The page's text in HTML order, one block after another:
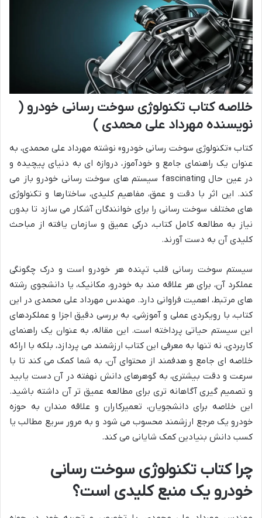
خلاصه کتاب تکنولوژی سوخت رسانی خودرو (
نویسنده مهرداد علی محمدی )
کتاب «تکنولوژی سوخت رسانی خودرو» نوشته مهرداد علی محمدی، به
عنوان یک راهنمای جامع و خودآموز، دروازه ای به دنیای پیچیده و
در عین حال fascinating سیستم های سوخت رسانی خودرو باز می
کند. این اثر با دقت و عمق، مفاهیم کلیدی، ساختارها و تکنولوژی
های مختلف سوخت رسانی را برای خوانندگان آشکار می سازد تا بدون
نیاز به مطالعه کامل کتاب، درکی عمیق و سازمان یافته از مباحث
کلیدی آن به دست آورند.
سیستم سوخت رسانی قلب تپنده هر خودرو است و درک چگونگی
عملکرد آن، برای هر علاقه مند به خودرو، مکانیک، یا دانشجوی رشته
های مرتبط، اهمیت فراوانی دارد. مهندس مهرداد علی محمدی در این
کتاب، با رویکردی عملی و آموزشی، به بررسی دقیق اجزا و عملکردهای
این سیستم حیاتی پرداخته است. این مقاله، به عنوان یک راهنمای
کاربردی، نه تنها به معرفی این کتاب ارزشمند می پردازد، بلکه با ارائه
خلاصه ای جامع و هدفمند از محتوای آن، به شما کمک می کند تا با
سرعت و دقت بیشتری، به گوهرهای دانش نهفته در آن دست یابید
و تصمیم گیری آگاهانه تری برای مطالعه عمیق تر آن داشته باشید.
این خلاصه برای دانشجویان، تعمیرکاران و علاقه مندان به حوزه
خودرو یک مرجع ارزشمند محسوب می شود و به مرور سریع مطالب یا
کسب دانش بنیادین کمک شایانی می کند.
چرا کتاب تکنولوژی سوخت رسانی
خودرو یک منبع کلیدی است؟